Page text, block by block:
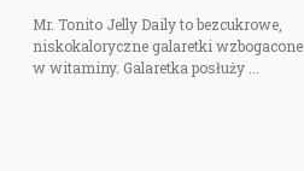
Mr. Tonito Jelly Daily to bezcukrowe,
niskokaloryczne galaretki wzbogacone
w witaminy. Galaretka posłuży ...